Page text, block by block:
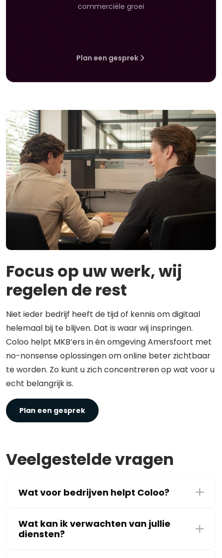
commerciële groei
Plan een gesprek
Focus op uw werk, wij
regelen de rest
Niet ieder bedrijf heeft de tijd of kennis om digitaal
helemaal bij te blijven. Dat is waar wij inspringen.
Coloo helpt MKB’ers in én omgeving Amersfoort met
no-nonsense oplossingen om online beter zichtbaar
te worden. Zo kunt u zich concentreren op wat voor u
echt belangrijk is.
Plan een gesprek
Veelgestelde vragen
Wat voor bedrijven helpt Coloo?
Wat kan ik verwachten van jullie
diensten?